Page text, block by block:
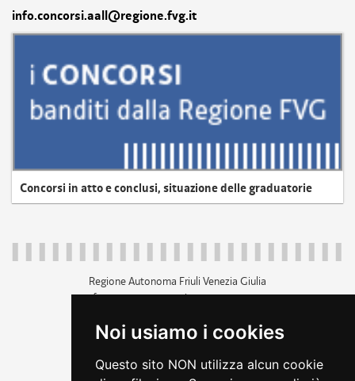
Noi usiamo i cookies
Questo sito NON utilizza alcun cookie
info.concorsi.aall@regione.fvg.it
Concorsi in atto e conclusi, situazione delle graduatorie
Regione Autonoma Friuli Venezia Giulia
c.f. 80014930327; p.iva 00526040324
+39 040 3771111